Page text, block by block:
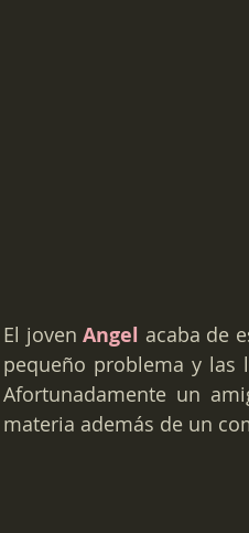
El joven Angel acaba de
pequeño problema y las
Afortunadamente un
materia además de un